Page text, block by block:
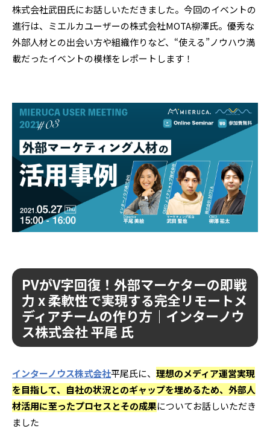
株式会社武田氏にお話しいただきました。今回のイベントの
進行は、ミエルカユーザーの株式会社MOTA柳澤氏。優秀な
外部人材との出会い方や組織作りなど、“使える”ノウハウ満
載だったイベントの模様をレポートします！
PVがV字回復！外部マーケターの即戦
力 x 柔軟性で実現する完全リモートメ
ディアチームの作り方｜インターノウ
ス株式会社 平尾 氏
インターノウス株式会社平尾氏に、 理想のメディア運営実現
を目指して、自社の状況とのギャップを埋めるため、外部人
材活用に至ったプロセスとその成果についてお話しいただき
ました